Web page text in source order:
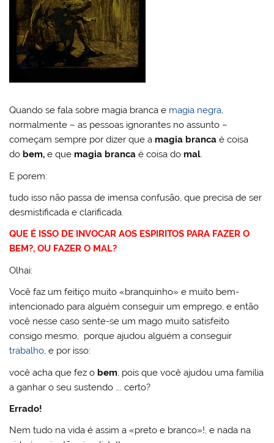
Quando se fala sobre magia branca e magia negra,
normalmente – as pessoas ignorantes no assunto –
começam sempre por dizer que a magia branca é coisa
do bem, e que magia branca é coisa do mal.
E porem:
tudo isso não passa de imensa confusão, que precisa de ser
desmistificada e clarificada.
QUE É ISSO DE INVOCAR AOS ESPIRITOS PARA FAZER O
BEM?, OU FAZER O MAL?
Olhai:
Você faz um feitiço muito «branquinho» e muito bem-
intencionado para alguém conseguir um emprego, e então
você nesse caso sente-se um mago muito satisfeito
consigo mesmo, porque ajudou alguém a conseguir
trabalho, e por isso:
você acha que fez o bem , pois que você ajudou uma família
a ganhar o seu sustendo …. certo?
Errado!
Nem tudo na vida é assim a «preto e branco»!, e nada na